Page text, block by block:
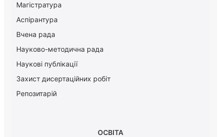
Магістратура
Аспірантура
Вчена рада
Науково-методична рада
Наукові публікації
Захист дисертаційних робіт
Репозитарій
ОСВІТА